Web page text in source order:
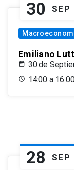
30 SEP
Emiliano
30 de
14:00 a 16:00
28 SEP